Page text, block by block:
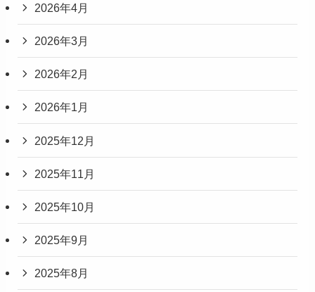
2026年4月
2026年3月
2026年2月
2026年1月
2025年12月
2025年11月
2025年10月
2025年9月
2025年8月